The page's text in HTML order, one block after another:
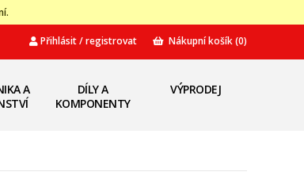
Přihlásit / registrovat Nákupní košík(0)
A
DÍLY A
KOMPONENTY
VÝPRODEJ